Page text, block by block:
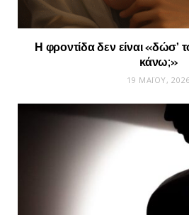
Η φροντίδα δεν είναι «δώσ’
κάνω;»
19 ΜΑΪ́ΟΥ, 2026